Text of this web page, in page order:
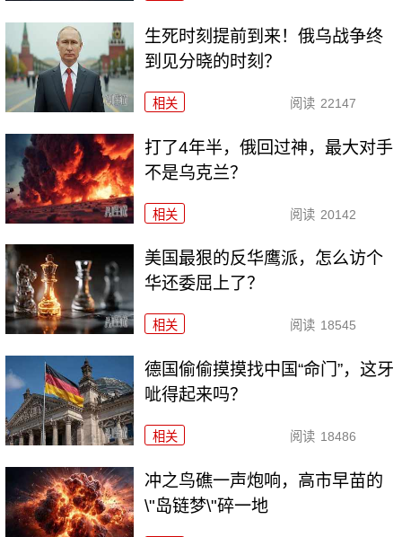
生死时刻提前到来！俄乌战争终
到见分晓的时刻？
相关 阅读 22147
打了4年半，俄回过神，最大对手
不是乌克兰？
相关 阅读 20142
美国最狠的反华鹰派，怎么访个
华还委屈上了？
相关 阅读 18545
德国偷偷摸摸找中国“命门”，这牙
呲得起来吗？
相关 阅读 18486
冲之鸟礁一声炮响，高市早苗的
\"岛链梦\"碎一地